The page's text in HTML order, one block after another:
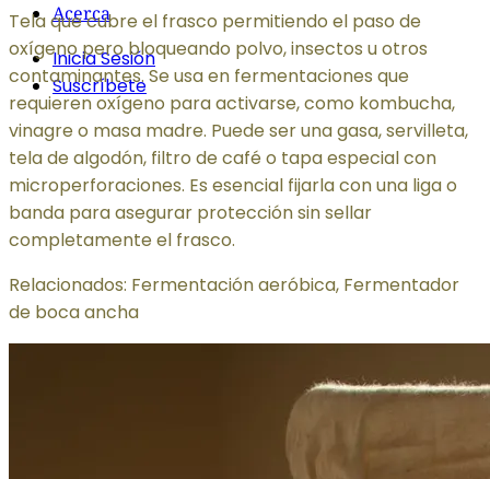
Acerca
Inicia Sesión
Suscríbete
Tela que cubre el frasco permitiendo el paso de
oxígeno pero bloqueando polvo, insectos u otros
contaminantes. Se usa en fermentaciones que
requieren oxígeno para activarse, como kombucha,
vinagre o masa madre. Puede ser una gasa, servilleta,
tela de algodón, filtro de café o tapa especial con
microperforaciones. Es esencial fijarla con una liga o
banda para asegurar protección sin sellar
completamente el frasco.
Relacionados: Fermentación aeróbica, Fermentador
de boca ancha